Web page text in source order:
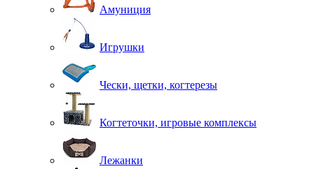
Амуниция
Игрушки
Чески, щетки, когтерезы
Когтеточки, игровые комплексы
Лежанки